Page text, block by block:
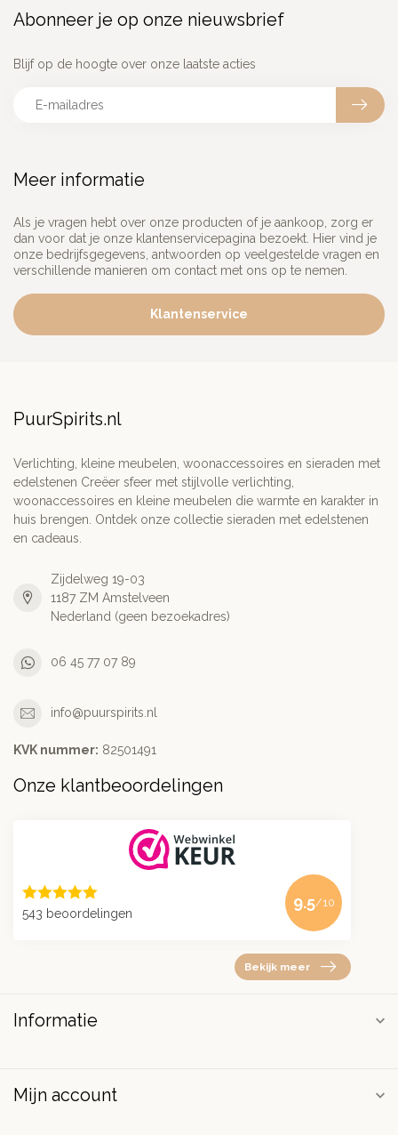
Meer informatie
Als je vragen hebt over onze producten of je aankoop, zorg er
dan voor dat je onze klantenservicepagina bezoekt. Hier vind je
onze bedrijfsgegevens, antwoorden op veelgestelde vragen en
verschillende manieren om contact met ons op te nemen.
Klantenservice
Abonneer je op onze nieuwsbrief
Blijf op de hoogte over onze laatste acties
PuurSpirits.nl
Verlichting, kleine meubelen, woonaccessoires en sieraden met
edelstenen Creëer sfeer met stijlvolle verlichting,
woonaccessoires en kleine meubelen die warmte en karakter in
huis brengen. Ontdek onze collectie sieraden met edelstenen
en cadeaus.
Zijdelweg 19-03
1187 ZM Amstelveen
Nederland (geen bezoekadres)
06 45 77 07 89
info@puurspirits.nl
KVK nummer: 82501491
Onze klantbeoordelingen
543 beoordelingen
9.5/10
Bekijk meer
Informatie
Mijn account